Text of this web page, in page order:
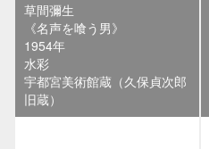
草間彌生
《名声を喰う男》
1954年
水彩
宇都宮美術館蔵（久保貞次郎
旧蔵）